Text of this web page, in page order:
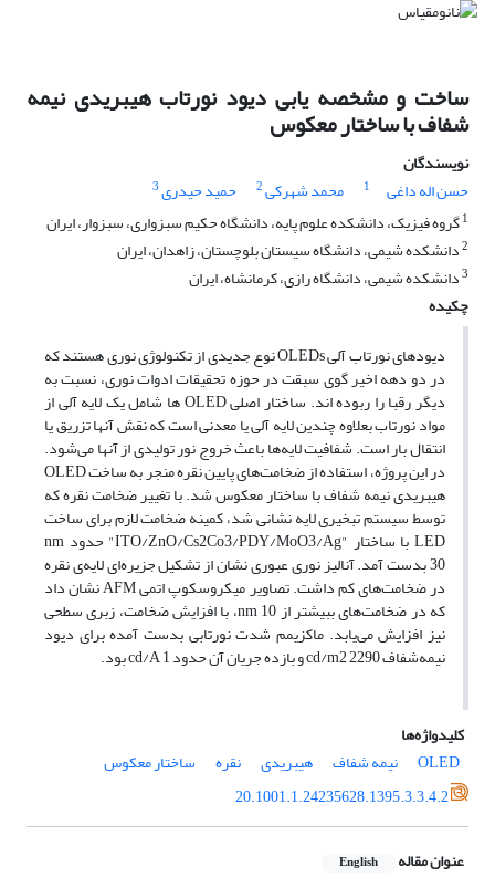
ساخت و مشخصه یابی دیود نورتاب هیبریدی نیمه‌
شفاف با ساختار معکوس
نویسندگان
حسن اله داغی
1 محمد شهرکی2 حمید حیدری3
1گروه فیزیک، دانشکده علوم پایه، دانشگاه حکیم سبزواری، سبزوار، ایران
2دانشکده شیمی، دانشگاه سیستان بلوچستان، زاهدان، ایران
3دانشکده شیمی، دانشگاه رازی، کرمانشاه، ایران
چکیده
دیودهای نورتاب آلی OLEDs نوع جدیدی از تکنولوژی نوری هستند که
در دو دهه اخیر گوی سبقت در حوزه تحقیقات ادوات نوری، نسبت به
دیگر رقبا را ربوده اند. ساختار اصلی OLED ها شامل یک لایه آلی از
مواد نورتاب بعلاوه چندین لایه آلی یا معدنی است که نقش آنها تزریق یا
انتقال بار است. شفافیت لایه‌ها باعث خروج نور تولیدی از آنها می‌شود.
در این پروژه، استفاده از ضخامت‌های پایین نقره منجر به ساخت OLED
هیبریدی نیمه شفاف با ساختار معکوس شد. با تغییر ضخامت نقره که
توسط سیستم تبخیری لایه نشانی شد، کمینه ضخامت لازم برای ساخت
LED با ساختار "ITO/ZnO/Cs2Co3/PDY/MoO3/Ag" حدود nm
30 بدست آمد. آنالیز نوری عبوری نشان از تشکیل جزیره‌ای لایه‌ی نقره
در ضخامت‌های کم داشت. تصاویر میکروسکوپ اتمی AFM نشان داد
که در ضخامت‌های ببیشتر از nm 10، با افزایش ضخامت، زبری سطحی
نیز افزایش می‌یابد. ماکزیمم شدت نورتابی بدست آمده برای دیود
نیمه‌شفاف cd/m2 2290 و بازده جریان آن حدود cd/A 1 بود.
کلیدواژه‌ها
OLED
نیمه شفاف هیبریدی نقره
ساختار معکوس
20.1001.1.24235628.1395.3.3.4.2
عنوان مقاله English